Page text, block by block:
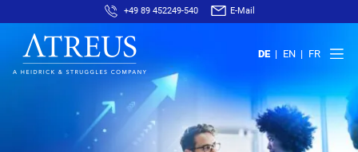
+49 89 452249-540 E-Mail
DE EN FR